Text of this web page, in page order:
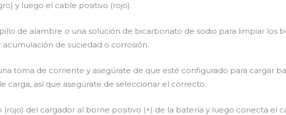
y luego el cable positivo (rojo).
de alambre o una solución de bicarbonato de sodio para limpiar los
de suciedad o corrosión.
toma de corriente y asegúrate de que esté configurado para cargar
carga, así que asegúrate de seleccionar el correcto.
(rojo) del cargador al borne positivo (+) de la batería y luego conecta el